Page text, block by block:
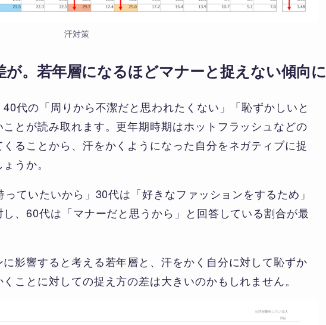
汗対策
。若年層になるほどマナーと捉えない傾向に
代の「周りから不潔だと思われたくない」「恥ずかしいと
とが読み取れます。更年期時期はホットフラッシュなどの
ることから、汗をかくようになった自分をネガティブに捉
うか。
ていたいから」30代は「好きなファッションをするため」
、60代は「マナーだと思うから」と回答している割合が最
影響すると考える若年層と、汗をかく自分に対して恥ずか
ことに対しての捉え方の差は大きいのかもしれません。